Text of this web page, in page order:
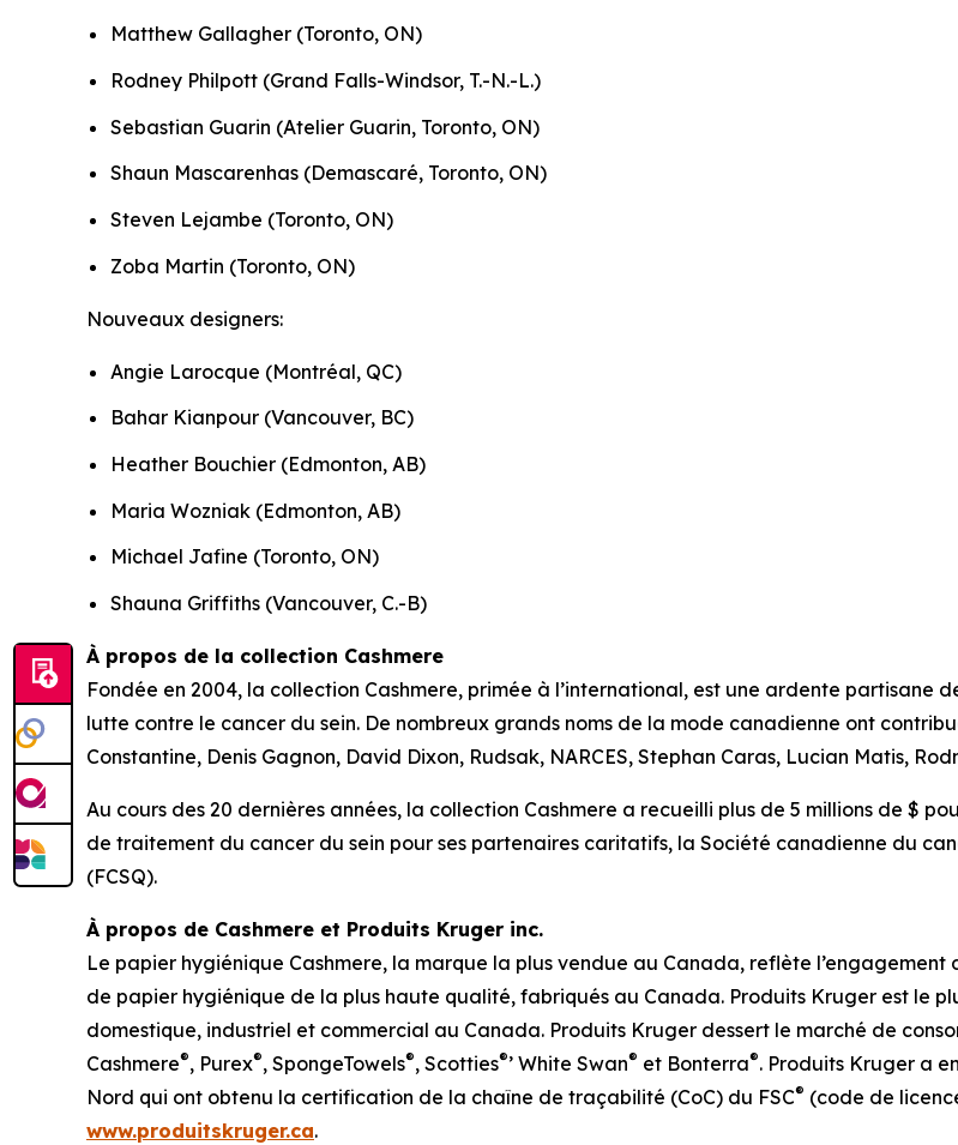
Matthew Gallagher (Toronto, ON)
Rodney Philpott (Grand Falls-Windsor, T.-N.-L.)
Sebastian Guarin (Atelier Guarin, Toronto, ON)
Shaun Mascarenhas (Demascaré, Toronto, ON)
Steven Lejambe (Toronto, ON)
Zoba Martin (Toronto, ON)
Nouveaux designers:
Angie Larocque (Montréal, QC)
Bahar Kianpour (Vancouver, BC)
Heather Bouchier (Edmonton, AB)
Maria Wozniak (Edmonton, AB)
Michael Jafine (Toronto, ON)
Shauna Griffiths (Vancouver, C.-B)
À propos de la collection Cashmere
Fondée en 2004, la collection Cashmere, primée à l’international, est une ardente
lutte contre le cancer du sein. De nombreux grands noms de la mode canadienne ont
Constantine, Denis Gagnon, David Dixon, Rudsak, NARCES, Stephan Caras, Lucian Matis,
Au cours des 20 dernières années, la collection Cashmere a recueilli plus de 5 millions de $
de traitement du cancer du sein pour ses partenaires caritatifs, la Société canadienne du
(FCSQ).
À propos de Cashmere et Produits Kruger inc.
Le papier hygiénique Cashmere, la marque la plus vendue au Canada, reflète
de papier hygiénique de la plus haute qualité, fabriqués au Canada. Produits Kruger est le
domestique, industriel et commercial au Canada. Produits Kruger dessert le marché de
Cashmere®, Purex®, SpongeTowels®, Scotties®’ White Swan® et Bonterra®. Produits Kruger a
Nord qui ont obtenu la certification de la chaîne de traçabilité (CoC) du FSC® (code de
www.produitskruger.ca.